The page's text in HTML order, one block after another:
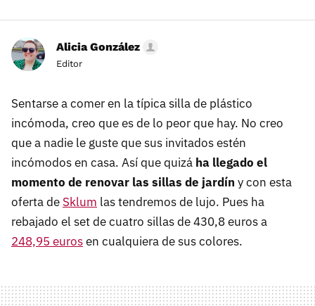
Alicia González
Editor
Sentarse a comer en la típica silla de plástico
incómoda, creo que es de lo peor que hay. No creo
que a nadie le guste que sus invitados estén
incómodos en casa. Así que quizá ha llegado el
momento de renovar las sillas de jardín y con esta
oferta de Sklum las tendremos de lujo. Pues ha
rebajado el set de cuatro sillas de 430,8 euros a
248,95 eurosen cualquiera de sus colores.